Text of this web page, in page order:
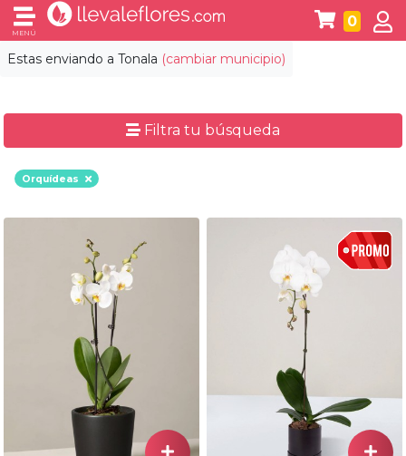
Estas enviando a Tonala (cambiar municipio)
MENÚ
0
Filtra tu búsqueda
Orquídeas